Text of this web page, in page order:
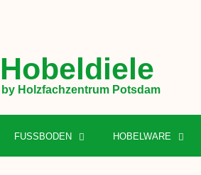
Hobeldiele
by Holzfachzentrum Potsdam
FUSSBODEN HOBELWARE